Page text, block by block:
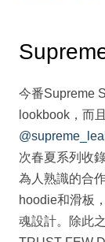
今番Supreme
lookbook，而
次春夏系列收
為人熟識的合
hoodie和滑板
魂設計。除此